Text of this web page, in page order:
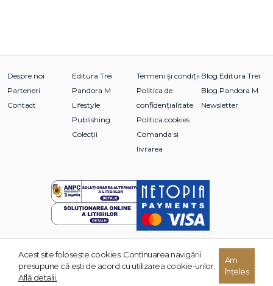
Despre noi
Parteneri
Contact
Editura Trei
Pandora M
Lifestyle
Publishing
Colecții
Termeni și condiții
Politica de
confidențialitate
Politica cookies
Comanda si
livrarea
Blog Editura Trei
Blog Pandora M
Newsletter
© 2026 Grupul Editorial TREI. Toate drepturile rezervate.
Acest site foloseşte cookies. Continuarea navigării
presupune că eşti de acord cu utilizarea cookie-urilor.
Află detalii.
Am
înțeles